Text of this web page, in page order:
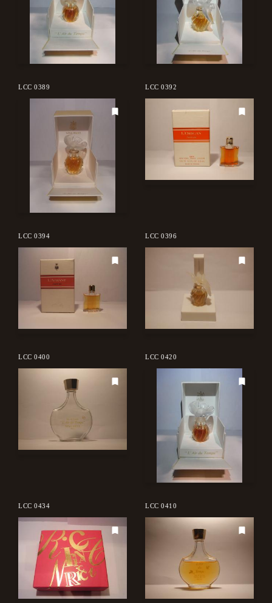
LCC 0389 LCC 0392
LCC 0394 LCC 0396
LCC 0400 LCC 0420
LCC 0434 LCC 0410